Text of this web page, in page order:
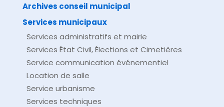
Archives conseil municipal
Services municipaux
Services administratifs et mairie
Services État Civil, Élections et Cimetières
Service communication événementiel
Location de salle
Service urbanisme
Services techniques